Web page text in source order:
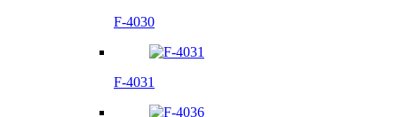
F-4030
F-4031